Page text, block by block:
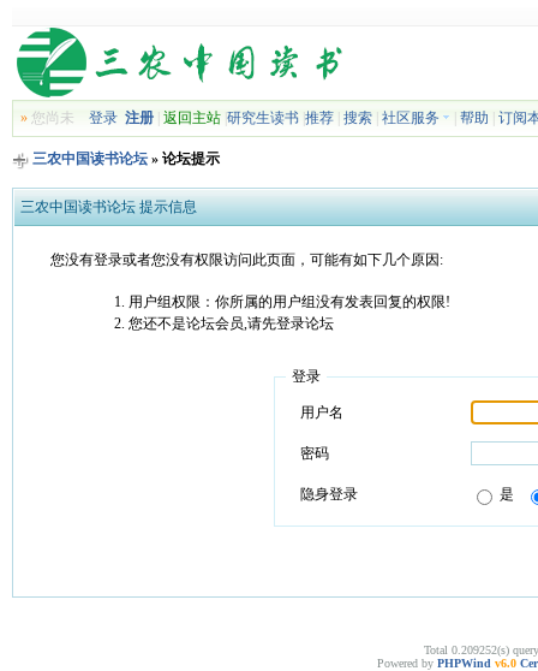
»您尚未 登录 注册| 返回主站| 研究生读书| 推荐| 搜索| 社区服务 帮助 订阅
三农中国读书论坛» 论坛提示
三农中国读书论坛 提示信息
您没有登录或者您没有权限访问此页面，可能有如下几个原因:
用户组权限：你所属的用户组没有发表回复的权限!
您还不是论坛会员,请先登录论坛
登录
用户名
密码
隐身登录 是
Total 0.209252(s)
Powered by PHPWind v6.0